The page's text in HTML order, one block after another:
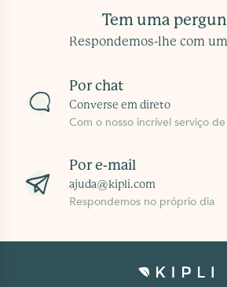
Tem uma
Respondemos-lhe com
Por chat
Converse em direto
Com o nosso incrível serviço
Por e-mail
ajuda@kipli.com
Respondemos no próprio dia